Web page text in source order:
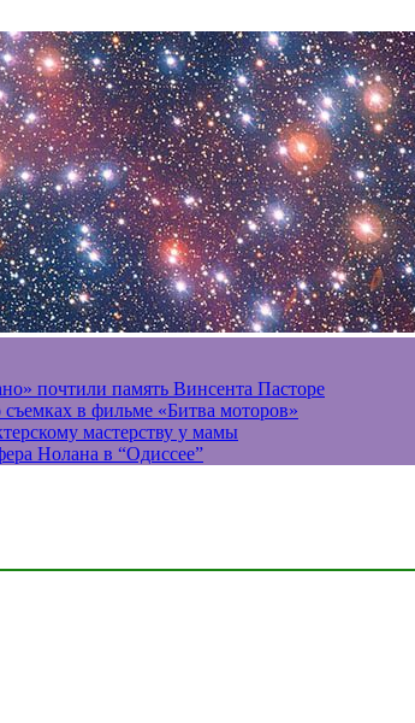
почтили память Винсента Пасторе
в фильме «Битва моторов»
мастерству у мамы
Нолана в “Одиссее”